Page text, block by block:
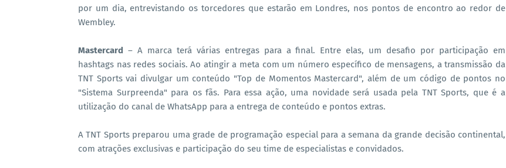
por um dia, entrevistando os torcedores que estarão em Londres, nos pontos de encontro ao redor de
Wembley.
Mastercard – A marca terá várias entregas para a final. Entre elas, um desafio por participação em
hashtags nas redes sociais. Ao atingir a meta com um número específico de mensagens, a transmissão da
TNT Sports vai divulgar um conteúdo "Top de Momentos Mastercard", além de um código de pontos no
"Sistema Surpreenda" para os fãs. Para essa ação, uma novidade será usada pela TNT Sports, que é a
utilização do canal de WhatsApp para a entrega de conteúdo e pontos extras.
A TNT Sports preparou uma grade de programação especial para a semana da grande decisão continental,
com atrações exclusivas e participação do seu time de especialistas e convidados.